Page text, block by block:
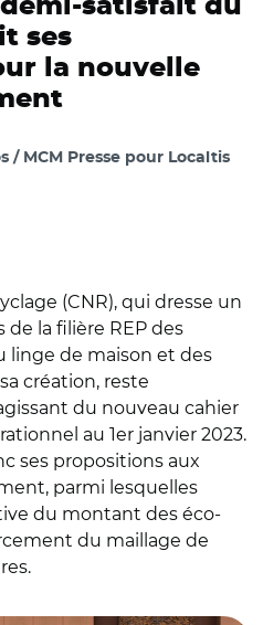
demi-satisfait du
ses
la nouvelle
/ MCM Presse pour Localtis
(CNR), qui dresse un
la filière REP des
linge de maison et des
création, reste
du nouveau cahier
au 1er janvier 2023.
ses propositions aux
parmi lesquelles
du montant des éco-
du maillage de